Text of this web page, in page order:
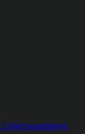
1 klant waardering